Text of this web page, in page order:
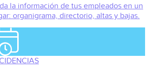
la información de tus empleados en un
organigrama, directorio, altas y bajas.